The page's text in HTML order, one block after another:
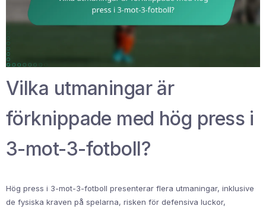
Vilka utmaningar är
förknippade med hög press i
3-mot-3-fotboll?
Hög press i 3-mot-3-fotboll presenterar flera utmaningar, inklusive
de fysiska kraven på spelarna, risken för defensiva luckor,